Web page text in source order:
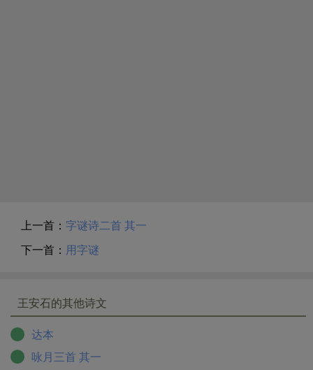
上一首： 字谜诗二首 其一
下一首： 用字谜
王安石的其他诗文
达本
咏月三首 其一